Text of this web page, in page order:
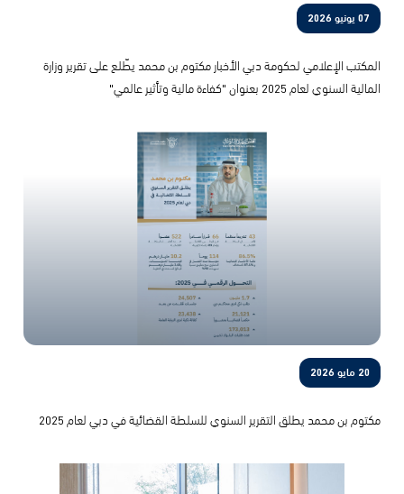
الرئيسية
السيرة
07 يونيو 2026
المكتب الإعلامي لحكومة دبي الأخبار مكتوم بن محمد يطّلع على تقرير وزارة
المالية السنوي لعام 2025 بعنوان "كفاءة مالية وتأثير عالمي"
20 مايو 2026
مكتوم بن محمد يطلق التقرير السنوي للسلطة القضائية في دبي لعام 2025